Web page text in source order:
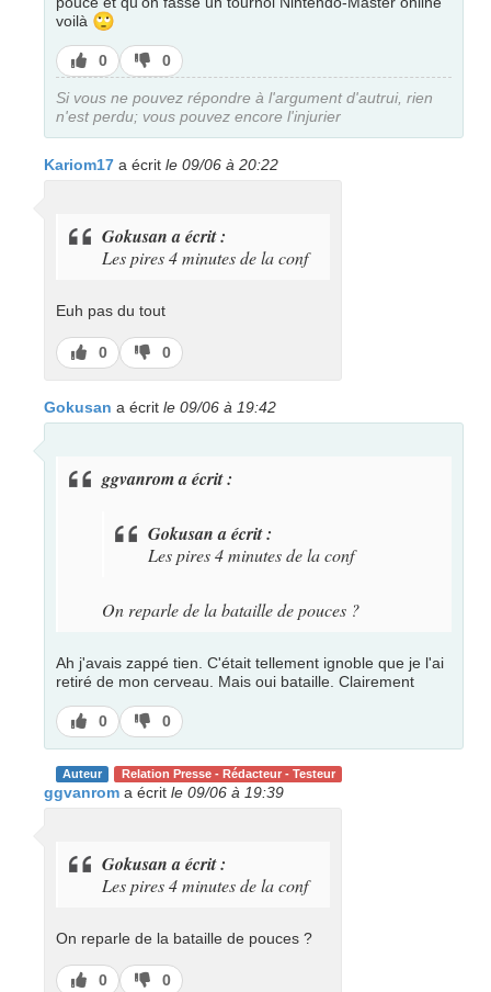
voilà 🙄
J’aime
0
J’aime
pas
0
Si vous ne pouvez répondre à l'argument d'autrui, rien
n'est perdu; vous pouvez encore l'injurier
Kariom17 a écrit le 09/06 à 20:22
Gokusan a écrit :
Les pires 4 minutes de la conf
Euh pas du tout
J’aime
0
J’aime
pas
0
Gokusan a écrit le 09/06 à 19:42
ggvanrom a écrit :
Gokusan a écrit :
Les pires 4 minutes de la conf
On reparle de la bataille de pouces ?
Ah j'avais zappé tien. C'était tellement ignoble que je l'ai
retiré de mon cerveau. Mais oui bataille. Clairement
J’aime
0
J’aime
pas
0
Relation Presse - Rédacteur - Testeur
Auteur
ggvanrom a écrit le 09/06 à 19:39
Gokusan a écrit :
Les pires 4 minutes de la conf
On reparle de la bataille de pouces ?
J’aime
0
J’aime
0